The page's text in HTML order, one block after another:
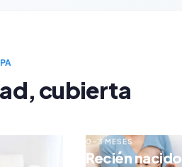
cubierta
0–3 MESES
Recién nacido